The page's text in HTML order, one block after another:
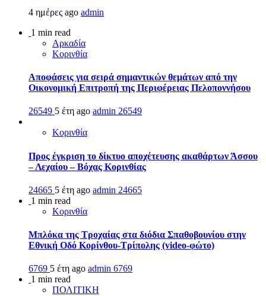
4 ημέρες ago admin
1 min read
Αρκαδία
Κορινθία
Αποφάσεις για σειρά σημαντικών θεμάτων από την
Οικονομική Επιτροπή της Περιφέρειας Πελοποννήσου
26549 5 έτη ago admin 26549
Κορινθία
Προς έγκριση το δίκτυο αποχέτευσης ακαθάρτων Άσσου
– Λεχαίου – Βόχας Κορινθίας
24665 5 έτη ago admin 24665
1 min read
Κορινθία
Μπλόκα της Τροχαίας στα διόδια Σπαθοβουνίου στην
Εθνική Οδό Κορίνθου-Τρίπολης (video-φώτο)
6769 5 έτη ago admin 6769
1 min read
ΠΟΛΙΤΙΚΗ